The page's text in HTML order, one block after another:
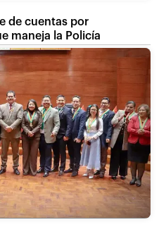
de cuentas por
maneja la Policía